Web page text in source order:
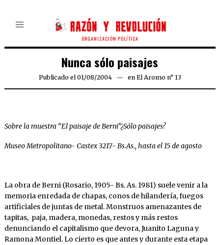
ORGANIZACIÓN POLÍTICA
Nunca sólo paisajes
Publicado el 01/08/200421/03/2020
en El Aromo n° 13
Sobre la muestra “El paisaje de Berni”¿Sólo paisajes?
Museo Metropolitano- Castex 3217- Bs.As., hasta el 15 de agosto
La obra de Berni (Rosario, 1905- Bs. As. 1981) suele venir a la
memoria enredada de chapas, conos de hilandería, fuegos
artificiales de juntas de metal. Monstruos amenazantes de
tapitas, paja, madera, monedas, restos y más restos
denunciando el capitalismo que devora, Juanito Laguna y
Ramona Montiel. Lo cierto es que antes y durante esta etapa